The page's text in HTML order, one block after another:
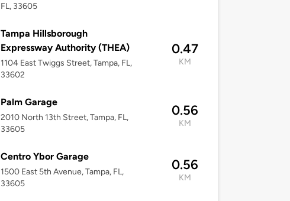
FL, 33605
Tampa Hillsborough
Expressway Authority (THEA)
1104 East Twiggs Street, Tampa, FL,
33602
0.47
KM
Palm Garage
2010 North 13th Street, Tampa, FL,
33605
0.56
KM
Centro Ybor Garage
1500 East 5th Avenue, Tampa, FL,
33605
0.56
KM